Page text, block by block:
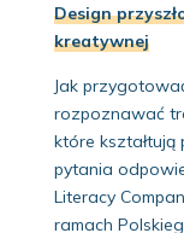
Design
kreatywnej
Jak
rozpoznawać
które kształtują
pytania
Literacy
ramach